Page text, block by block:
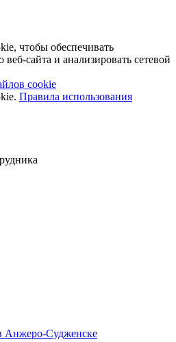
чтобы обеспечивать
сайта и анализировать сетевой
cookie
Правила использования
Анжеро-Судженске